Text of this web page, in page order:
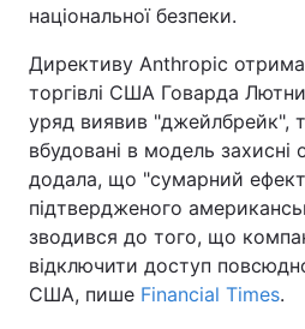
Техно і зв'язок
Зброя
Здоров'я
Цікавинки
Екологія
національної безпеки.
Директиву Anthropic
торгівлі США Говарда
уряд виявив "джейлбрейк",
вбудовані в модель
додала, що "сумарний
підтвердженого
зводився до того, що
відключити доступ
США, пише Financial Times.